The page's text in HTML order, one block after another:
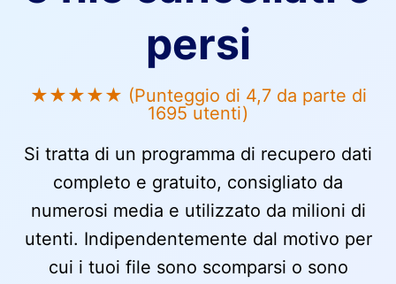
persi
★★★★★ (Punteggio di 4,7 da parte di
1695 utenti)
Si tratta di un programma di recupero dati
completo e gratuito, consigliato da
numerosi media e utilizzato da milioni di
utenti. Indipendentemente dal motivo per
cui i tuoi file sono scomparsi o sono